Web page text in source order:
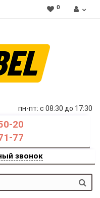
0
пн-пт: c 08:30 до 17:30
20
77
звонок